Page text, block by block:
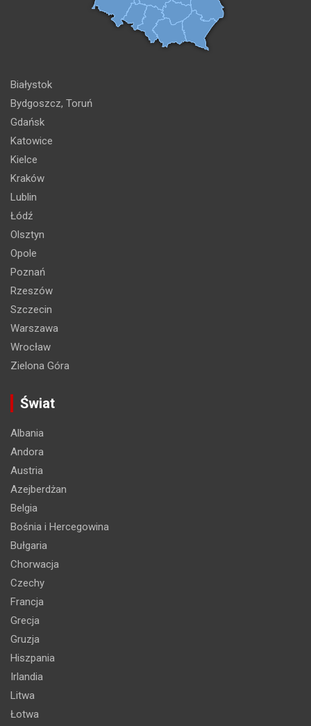
Białystok
Bydgoszcz, Toruń
Gdańsk
Katowice
Kielce
Kraków
Lublin
Łódź
Olsztyn
Opole
Poznań
Rzeszów
Szczecin
Warszawa
Wrocław
Zielona Góra
Świat
Albania
Andora
Austria
Azejberdżan
Belgia
Bośnia i Hercegowina
Bułgaria
Chorwacja
Czechy
Francja
Grecja
Gruzja
Hiszpania
Irlandia
Litwa
Łotwa